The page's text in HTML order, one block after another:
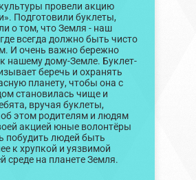
провели акцию
Подготовили буклеты,
о том, что Земля - наш
всегда должно быть чисто
И очень важно бережно
нашему дому-Земле. Буклет-
беречь и охранять
планету, чтобы она с
становилась чище и
вручая буклеты,
об этом родителям и людям
акцией юные волонтёры
побудить людей быть
к хрупкой и уязвимой
на планете Земля.